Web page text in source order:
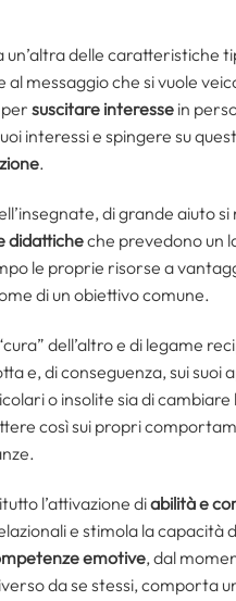
delle caratteristiche
messaggio che si vuole
suscitare interesse in
interessi e spingere su
.
di grande aiuto
didatticheche prevedono un
le proprie risorse a
di un obiettivo comune.
dell’altro e di legame
e, di conseguenza, sui suoi
o insolite sia di
così sui propri
l’attivazione diabilità e
e stimola la capacità
emotive, dal
da se stessi, comporta